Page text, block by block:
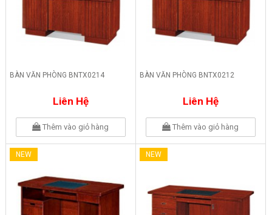
BÀN VĂN PHÒNG BNTX0214
Liên Hệ
Thêm vào giỏ hàng
BÀN VĂN PHÒNG BNTX0212
Liên Hệ
Thêm vào giỏ hàng
NEW NEW